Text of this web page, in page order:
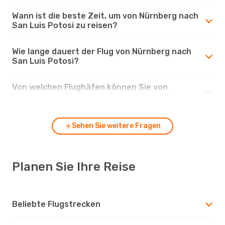
Wann ist die beste Zeit, um von Nürnberg nach
San Luis Potosi zu reisen?
Wie lange dauert der Flug von Nürnberg nach
San Luis Potosi?
Von welchen Flughäfen können Sie von
Sehen Sie weitere Fragen
Planen Sie Ihre Reise
Beliebte Flugstrecken